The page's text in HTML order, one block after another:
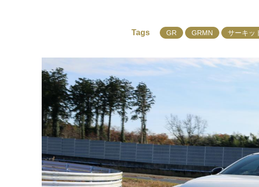
Tags GR GRMN サーキッ